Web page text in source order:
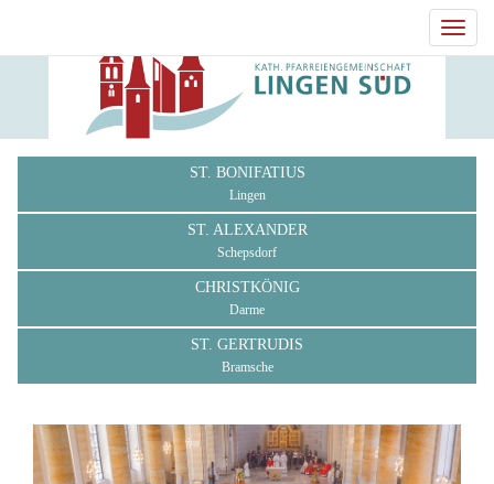
ST. BONIFATIUS
Lingen
ST. ALEXANDER
Schepsdorf
CHRISTKÖNIG
Darme
ST. GERTRUDIS
Bramsche